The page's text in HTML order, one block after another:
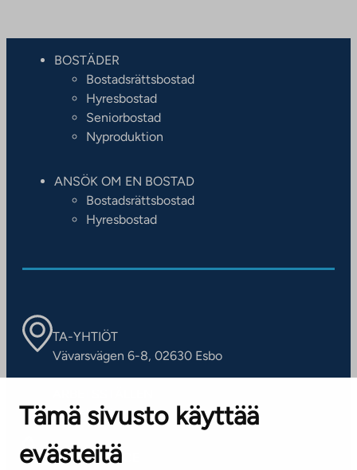
Tämä sivusto käyttää
evästeitä
BOSTÄDER
Bostadsrättsbostad
Hyresbostad
Seniorbostad
Nyproduktion
ANSÖK OM EN BOSTAD
Bostadsrättsbostad
Hyresbostad
TA-YHTIÖT
Vävarsvägen 6-8, 02630 Esbo
Kontaktinformation
KUNDSERVICE